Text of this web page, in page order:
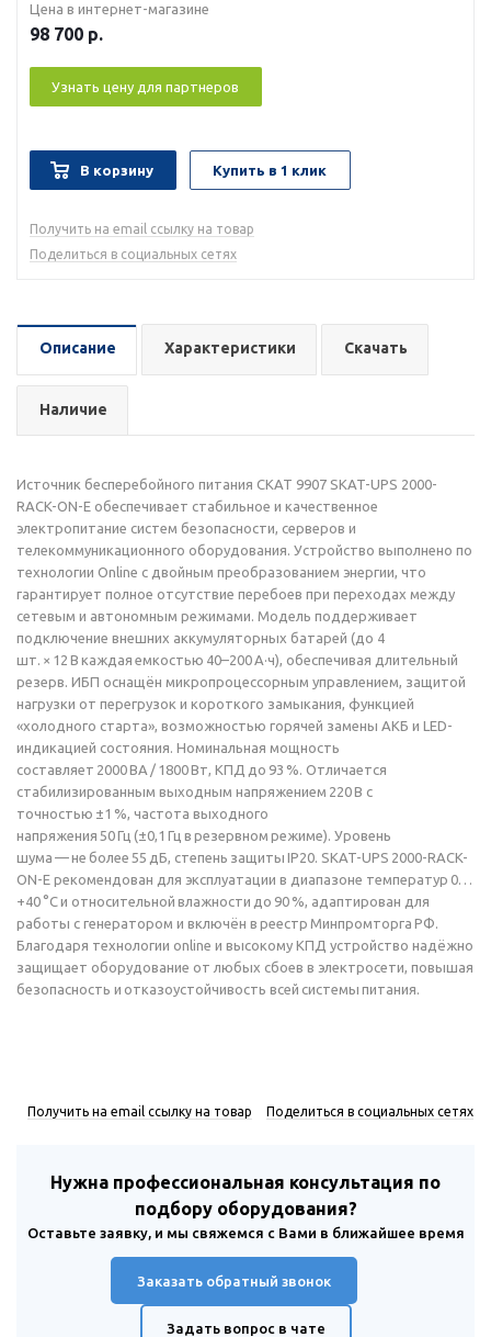
Цена в интернет-магазине
98 700 р.
Узнать цену для партнеров
В корзину Купить в 1 клик
Получить на email ссылку на товар
Поделиться в социальных сетях
Описание Характеристики Скачать
Наличие
Источник бесперебойного питания СКАТ 9907 SKAT-UPS 2000-
RACK-ON-E обеспечивает стабильное и качественное
электропитание систем безопасности, серверов и
телекоммуникационного оборудования. Устройство выполнено по
технологии Online с двойным преобразованием энергии, что
гарантирует полное отсутствие перебоев при переходах между
сетевым и автономным режимами. Модель поддерживает
подключение внешних аккумуляторных батарей (до 4
шт. × 12 В каждая емкостью 40–200 А·ч), обеспечивая длительный
резерв. ИБП оснащён микропроцессорным управлением, защитой
нагрузки от перегрузок и короткого замыкания, функцией
«холодного старта», возможностью горячей замены АКБ и LED-
индикацией состояния. Номинальная мощность
составляет 2000 ВА / 1800 Вт, КПД до 93 %. Отличается
стабилизированным выходным напряжением 220 В с
точностью ±1 %, частота выходного
напряжения 50 Гц (±0,1 Гц в резервном режиме). Уровень
шума — не более 55 дБ, степень защиты IP20. SKAT-UPS 2000-RACK-
ON-E рекомендован для эксплуатации в диапазоне температур 0…
+40 °C и относительной влажности до 90 %, адаптирован для
работы с генератором и включён в реестр Минпромторга РФ.
Благодаря технологии online и высокому КПД устройство надёжно
защищает оборудование от любых сбоев в электросети, повышая
безопасность и отказоустойчивость всей системы питания.
Получить на email ссылку на товар Поделиться в социальных сетях
Нужна профессиональная консультация по
подбору оборудования?
Оставьте заявку, и мы свяжемся с Вами в ближайшее время
Заказать обратный звонок
Задать вопрос в чате